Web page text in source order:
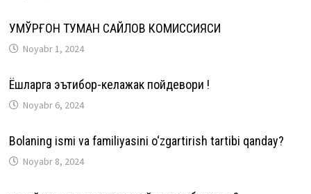
ҚУМҚЎРҒОН ТУМАН САЙЛОВ КОМИССИЯСИ
Noyabr 1, 2024
Ёшларга эътибор-келажак пойдевори !
Noyabr 6, 2024
Bolaning ismi va familiyasini o‘zgartirish tartibi qanday?
Noyabr 8, 2024